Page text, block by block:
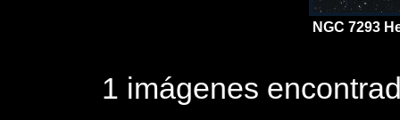
NGC 7293
1 imágenes